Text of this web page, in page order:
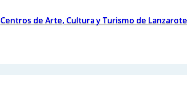
Centros de Arte, Cultura y Turismo de Lanzarote